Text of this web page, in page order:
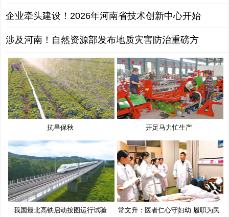
企业牵头建设！2026年河南省技术创新中心开始
涉及河南！自然资源部发布地质灾害防治重磅方
抗旱保秋 开足马力忙生产
我国最北高铁启动按图运行试验 常文升：医者仁心守妇幼 履职为民